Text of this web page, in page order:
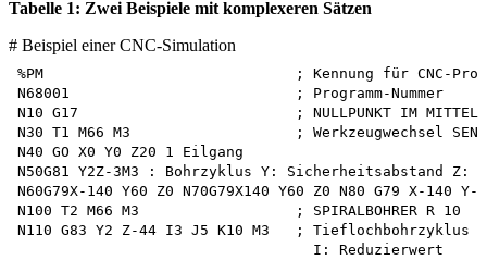
Tabelle 1: Zwei Beispiele mit komplexeren Sätzen
# Beispiel einer CNC-Simulation
%PM                             ; Kennung für CNC-
N68001                          ; Programm-Nummer
N10 G17                         ; NULLPUNKT IM
N30 T1 M66 M3                   ; Werkzeugwechsel
N40 GO X0 Y0 Z20 1 Eilgang
N50G81 Y2Z-3M3 : Bohrzyklus Y: Sicherheitsabstand
N60G79X-140 Y60 Z0 N70G79X140 Y60 Z0 N80 G79 X-140
N100 T2 M66 M3                  ; SPIRALBOHRER R 10
N110 G83 Y2 Z-44 I3 J5 K10 M3   ; Tieflochbohrzyklus
                                  I: Reduzierwert